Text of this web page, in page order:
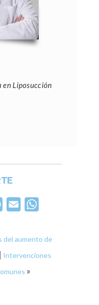
en Liposucción
Pinterest
Email
del aumento de
| Intervenciones
»